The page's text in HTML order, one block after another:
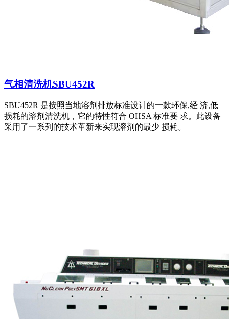
气相清洗机SBU452R
SBU452R 是按照当地溶剂排放标准设计的一款环保,经 济,低
损耗的溶剂清洗机，它的特性符合 OHSA 标准要 求。此设备
采用了一系列的技术革新来实现溶剂的最少 损耗。